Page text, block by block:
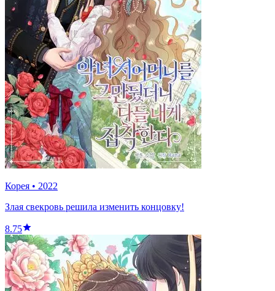
Корея • 2022
Злая свекровь решила изменить концовку!
8.75